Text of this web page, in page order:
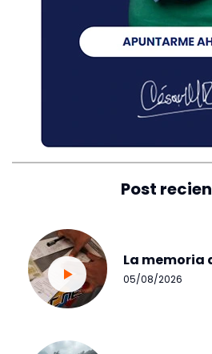
Post
La memoria
05/08/2026